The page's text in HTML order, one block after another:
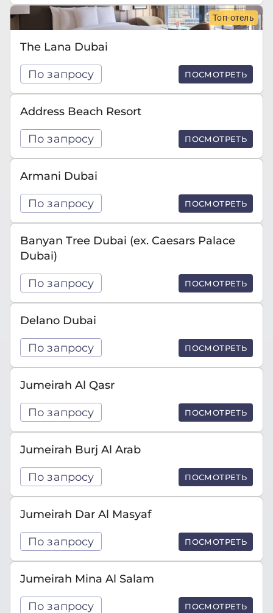
Топ-отель
The Lana Dubai
По запросу ПОСМОТРЕТЬ
Address Beach Resort
По запросу ПОСМОТРЕТЬ
Armani Dubai
По запросу ПОСМОТРЕТЬ
Banyan Tree Dubai (ex. Caesars Palace
Dubai)
По запросу ПОСМОТРЕТЬ
Delano Dubai
По запросу ПОСМОТРЕТЬ
Jumeirah Al Qasr
По запросу ПОСМОТРЕТЬ
Jumeirah Burj Al Arab
По запросу ПОСМОТРЕТЬ
Jumeirah Dar Al Masyaf
По запросу ПОСМОТРЕТЬ
Jumeirah Mina Al Salam
По запросу ПОСМОТРЕТЬ